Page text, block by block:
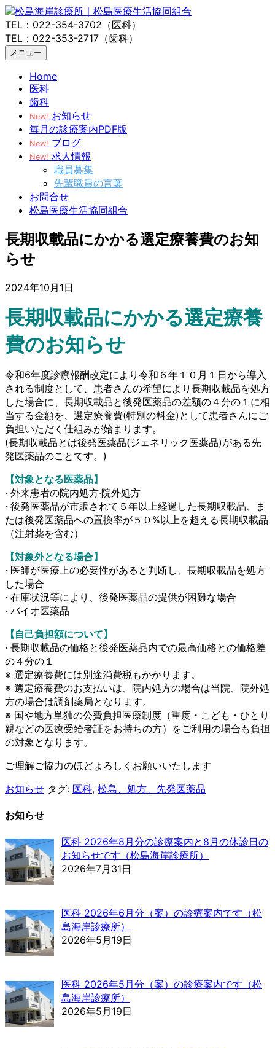
TEL：022-354-3702（医科）
TEL：022-353-2717（歯科）
メニュー
Home
医科
歯科
New! お知らせ
毎月の診療案内PDF版
New! ブログ
New! 求人情報
職員募集
先輩職員の言葉
お問合せ
松島医療生活協同組合
長期収載品にかかる選定療養費のお知
らせ
2024年10月1日
長期収載品にかかる選定療養
費のお知らせ
令和6年度診療報酬改定により令和６年１０月１日から導入
される制度として、患者さんの希望により長期収載品を処方
した場合に、長期収載品と後発医薬品の差額の４分の１に相
当する金額を、選定療養費(特別の料金)として患者さんにご
負担いただく仕組みが始まります。
(長期収載品とは後発医薬品(ジェネリック医薬品)がある先
発医薬品のことです。)
【対象となる医薬品】
· 外来患者の院内処方·院外処方
· 後発医薬品が市販されて５年以上経過した長期収載品、ま
たは後発医薬品への置換率が５０%以上を超える長期収載品
（注射薬を含む）
【対象外となる場合】
· 医師が医療上の必要性があると判断し、長期収載品を処方
した場合
· 在庫状況等により、後発医薬品の提供が困難な場合
· バイオ医薬品
【自己負担額について】
· 長期収載品の価格と後発医薬品内での最高価格との価格差
の４分の１
※ 選定療養費には別途消費税もかかります。
※ 選定療養費のお支払いは、院内処方の場合は当院、院外処
方の場合は調剤薬局となります。
※ 国や地方単独の公費負担医療制度（重度・こども・ひとり
親などの医療受給者証をお持ちの方）をご利用の場合も負担
の対象となります。
ご理解ご協力のほどよろしくお願いいたします
お知らせ タグ: 医科, 松島、処方、先発医薬品
お知らせ
医科 2026年8月分の診療案内と8月の休診日の
お知らせです（松島海岸診療所）
2026年7月31日
医科 2026年6月分（案）の診療案内です（松
島海岸診療所）
2026年5月19日
医科 2026年5月分（案）の診療案内です（松
島海岸診療所）
2026年5月19日